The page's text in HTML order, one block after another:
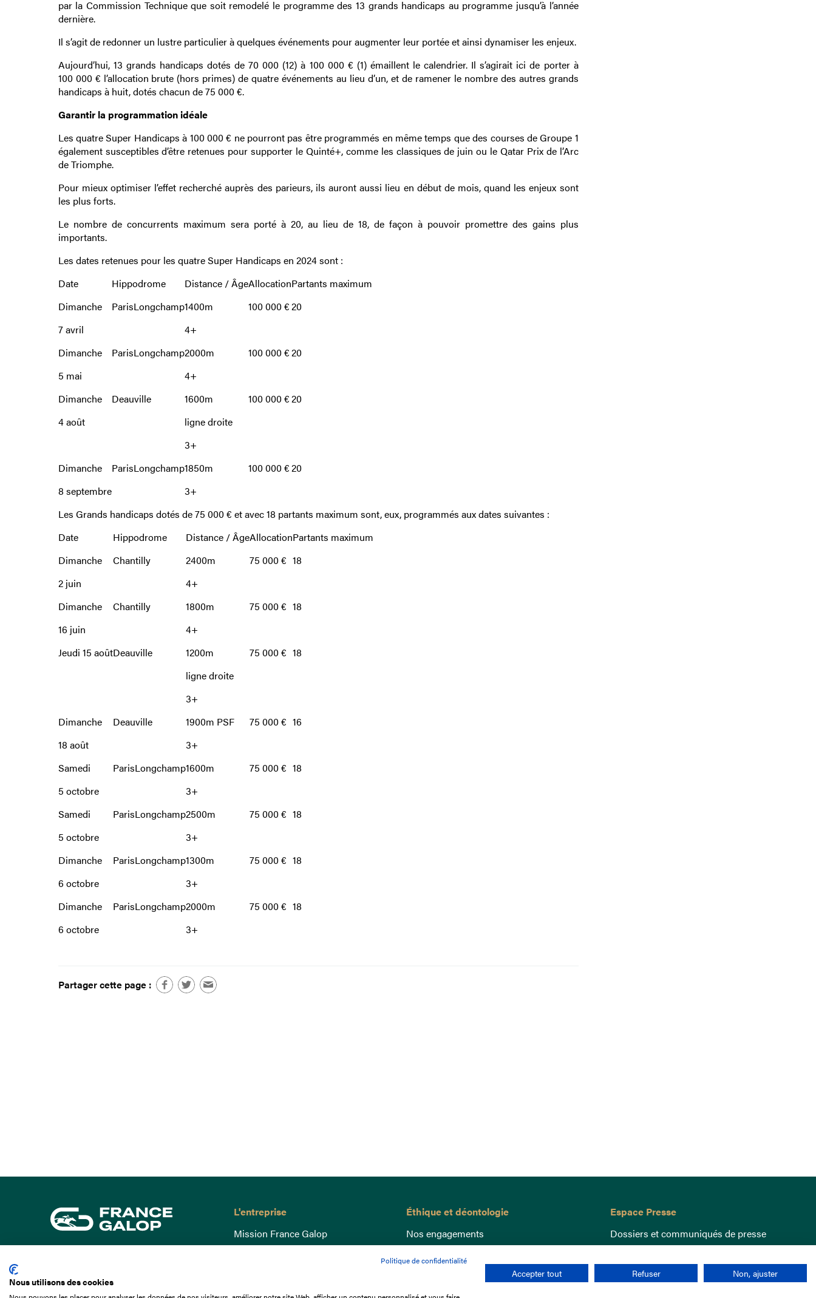
par la Commission Technique que soit remodelé le programme des 13 grands handicaps au programme jusqu’à l’année
dernière.
Il s’agit de redonner un lustre particulier à quelques événements pour augmenter leur portée et ainsi dynamiser les enjeux.
Aujourd’hui, 13 grands handicaps dotés de 70 000 (12) à 100 000 € (1) émaillent le calendrier. Il s’agirait ici de porter à
100 000 € l’allocation brute (hors primes) de quatre événements au lieu d’un, et de ramener le nombre des autres grands
handicaps à huit, dotés chacun de 75 000 €.
Garantir la programmation idéale
Les quatre Super Handicaps à 100 000 € ne pourront pas être programmés en même temps que des courses de Groupe 1
également susceptibles d’être retenues pour supporter le Quinté+, comme les classiques de juin ou le Qatar Prix de l’Arc
de Triomphe.
Pour mieux optimiser l’effet recherché auprès des parieurs, ils auront aussi lieu en début de mois, quand les enjeux sont
les plus forts.
Le nombre de concurrents maximum sera porté à 20, au lieu de 18, de façon à pouvoir promettre des gains plus
importants.
Les dates retenues pour les quatre Super Handicaps en 2024 sont :
Date
Hippodrome Distance / ÂgeAllocationPartants maximum
Dimanche
7 avril
ParisLongchamp1400m
4+
100 000 €20
Dimanche
5 mai
ParisLongchamp2000m
4+
100 000 €20
Dimanche
4 août
Deauville
1600m
ligne droite
3+
100 000 €20
Dimanche
8 septembre
ParisLongchamp1850m
3+
100 000 €20
Les Grands handicaps dotés de 75 000 € et avec 18 partants maximum sont, eux, programmés aux dates suivantes :
Date
Hippodrome Distance / ÂgeAllocationPartants maximum
Dimanche
2 juin
Chantilly
2400m
4+
75 000 € 18
Dimanche
16 juin
Chantilly
1800m
4+
75 000 € 18
Jeudi 15 aoûtDeauville
1200m
ligne droite
3+
75 000 € 18
Dimanche
18 août
Deauville
1900m PSF
3+
75 000 € 16
Samedi
5 octobre
ParisLongchamp1600m
3+
75 000 € 18
Samedi
5 octobre
ParisLongchamp2500m
3+
75 000 € 18
Dimanche
6 octobre
ParisLongchamp1300m
3+
75 000 € 18
Dimanche
6 octobre
ParisLongchamp2000m
3+
75 000 € 18
Partager cette page :
01 49 10 20 29
L'entreprise
Mission France Galop
Gouvernance
Éthique et déontologie
Nos engagements
Lutte anti-dopage
Bien être equin
Index Egalité Femmes-Hommes
Espace Presse
Dossiers et communiqués de presse
Politique de confidentialité
Nous utilisons des cookies
Accepter tout Refuser Non, ajuster